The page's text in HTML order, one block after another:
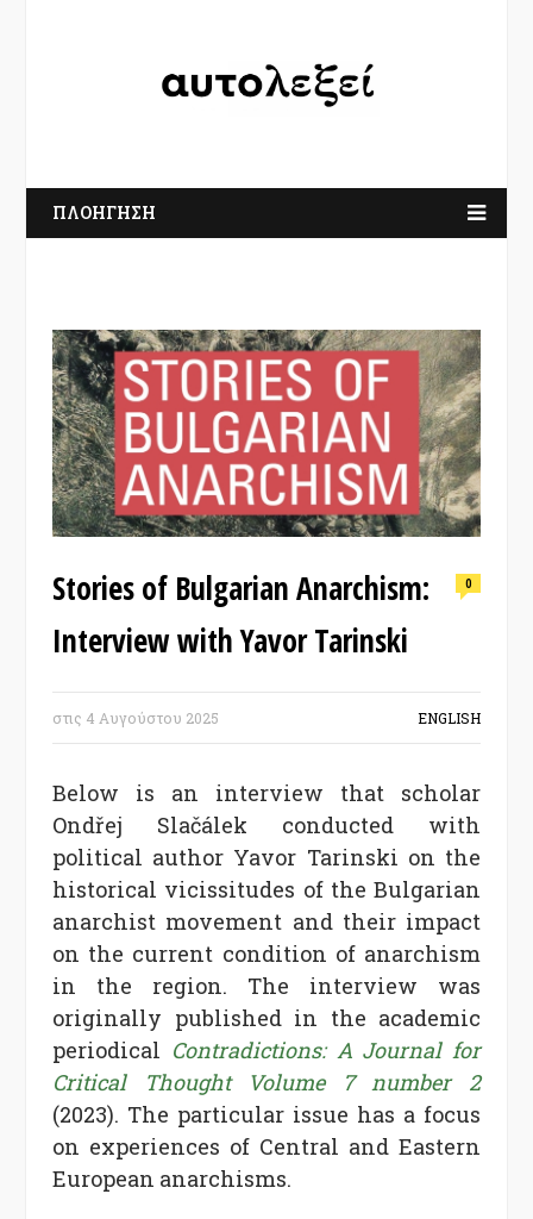
ΠΛΟΗΓΗΣΗ
Stories of Bulgarian Anarchism:
Interview with Yavor Tarinski
0
στις 4 Αυγούστου 2025 ENGLISH
Below is an interview that scholar
Ondřej Slačálek conducted with
political author Yavor Tarinski on the
historical vicissitudes of the Bulgarian
anarchist movement and their impact
on the current condition of anarchism
in the region. The interview was
originally published in the academic
periodical Contradictions: A Journal for
Critical Thought Volume 7 number 2
(2023). The particular issue has a focus
on experiences of Central and Eastern
European anarchisms.